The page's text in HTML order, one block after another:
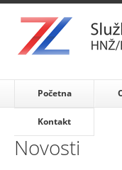
Početna
Kontakt
Novosti